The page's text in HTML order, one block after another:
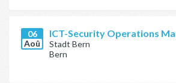
06
Aoû
ICT-Security Operations
Stadt Bern
Bern